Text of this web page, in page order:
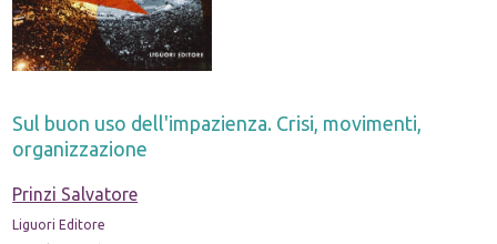
Sul buon uso dell'impazienza. Crisi, movimenti,
organizzazione
Prinzi Salvatore
Liguori Editore